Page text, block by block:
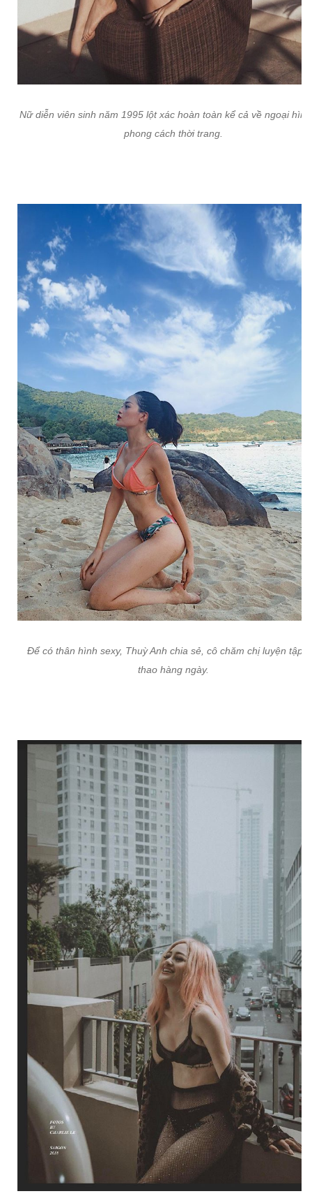
Nữ diễn viên sinh năm 1995 lột xác hoàn toàn kể cả về ngoại
phong cách thời trang.
Để có thân hình sexy, Thuỳ Anh chia sẻ, cô chăm chị luyện tập
thao hàng ngày.